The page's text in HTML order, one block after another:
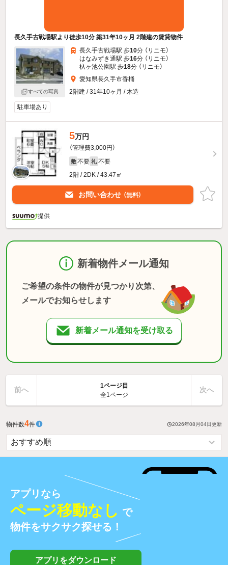
長久手古戦場駅より徒歩10分 築31年10ヶ月 2階建の賃貸物件
すべての写真
長久手古戦場駅 歩10分 （リニモ）
はなみずき通駅 歩16分 （リニモ）
杁ヶ池公園駅 歩18分 （リニモ）
愛知県長久手市香桶
2階建 / 31年10ヶ月 / 木造
駐車場あり
5万円
（管理費3,000円）
敷 不要 礼 不要
2階 / 2DK / 43.47㎡
お問い合わせ （無料）
提供
新着物件メール通知
ご希望の条件の物件が見つかり次第、
メールでお知らせします
新着メール通知を受け取る
前へ
1ページ目
全1ページ
次へ
物件数4件 2026年08月04日更新
アプリなら
ページ移動なし で
物件をサクサク探せる！
アプリをダウンロード